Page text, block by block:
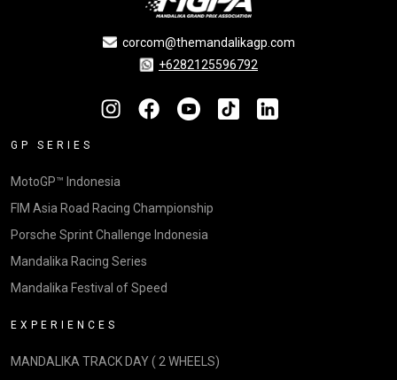
corcom@themandalikagp.com
+6282125596792
GP SERIES
MotoGP™ Indonesia
FIM Asia Road Racing Championship
Porsche Sprint Challenge Indonesia
Mandalika Racing Series
Mandalika Festival of Speed
EXPERIENCES
MANDALIKA TRACK DAY ( 2 WHEELS)